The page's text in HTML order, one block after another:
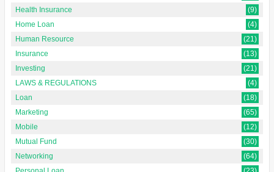
Health Insurance
(9)
Home Loan
(4)
Human Resource
(21)
Insurance
(13)
Investing
(21)
LAWS & REGULATIONS
(4)
Loan
(18)
Marketing
(65)
Mobile
(12)
Mutual Fund
(30)
Networking
(64)